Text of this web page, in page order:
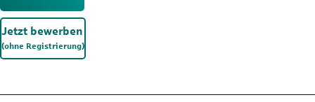
Jetzt bewerben
(ohne Registrierung)